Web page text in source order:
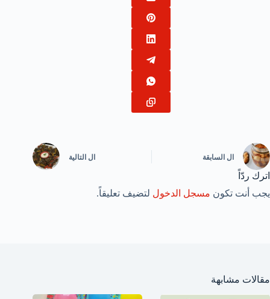
ال السابقة ال التالية
اترك ردّاً
يجب أنت تكون مسجل الدخول لتضيف تعليقاً.
مقالات مشابهة